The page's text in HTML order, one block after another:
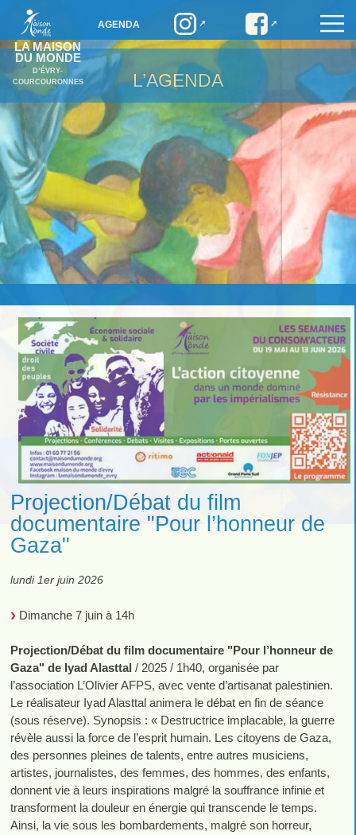
LA MAISON
DU MONDE
D’ÉVRY-
COURCOURONNES
AGENDA
L’AGENDA
Projection/Débat du film
documentaire "Pour l’honneur de
Gaza"
lundi 1er juin 2026
Dimanche 7 juin à 14h
Projection/Débat du film documentaire "Pour l’honneur de
Gaza" de Iyad Alasttal / 2025 / 1h40, organisée par
l’association L’Olivier AFPS, avec vente d’artisanat palestinien.
Le réalisateur Iyad Alasttal animera le débat en fin de séance
(sous réserve). Synopsis : « Destructrice implacable, la guerre
révèle aussi la force de l’esprit humain. Les citoyens de Gaza,
des personnes pleines de talents, entre autres musiciens,
artistes, journalistes, des femmes, des hommes, des enfants,
donnent vie à leurs inspirations malgré la souffrance infinie et
transforment la douleur en énergie qui transcende le temps.
Ainsi, la vie sous les bombardements, malgré son horreur,